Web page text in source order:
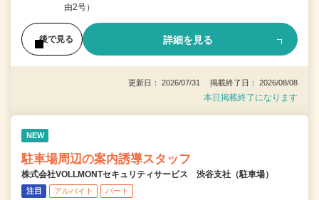
由2号）
後で見る 詳細を見る
更新日： 2026/07/31 掲載終了日： 2026/08/08
本日掲載終了になります
NEW
駐車場周辺の案内誘導スタッフ
株式会社VOLLMONTセキュリティサービス 渋谷支社（駐車場）
注目 アルバイト パート